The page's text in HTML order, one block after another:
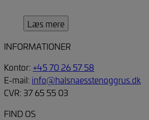
Læs mere
INFORMATIONER
Kontor:+45 70 26 57 58
E-mail: info@halsnaesstenoggrus.dk
CVR: 37 65 55 03
FIND OS